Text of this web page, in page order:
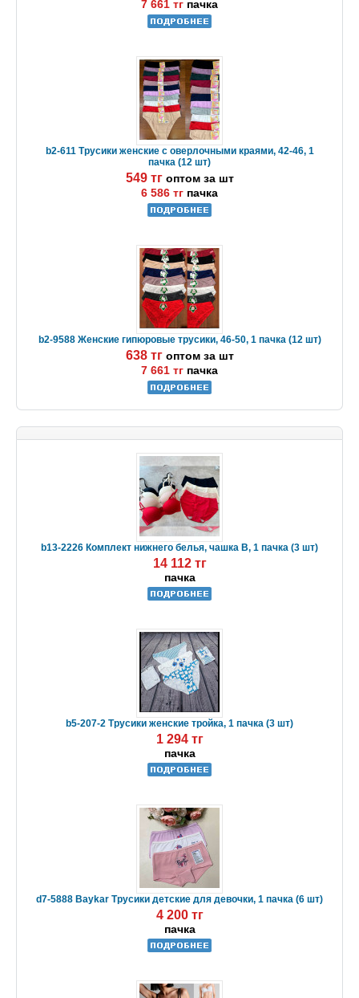
7 661 тг пачка
b2-611 Трусики женские с оверлочными краями, 42-46, 1
пачка (12 шт)
549 тг оптом за шт
6 586 тг пачка
b2-9588 Женские гипюровые трусики, 46-50, 1 пачка (12 шт)
638 тг оптом за шт
7 661 тг пачка
b13-2226 Комплект нижнего белья, чашка B, 1 пачка (3 шт)
14 112 тг
пачка
b5-207-2 Трусики женские тройка, 1 пачка (3 шт)
1 294 тг
пачка
d7-5888 Baykar Трусики детские для девочки, 1 пачка (6 шт)
4 200 тг
пачка